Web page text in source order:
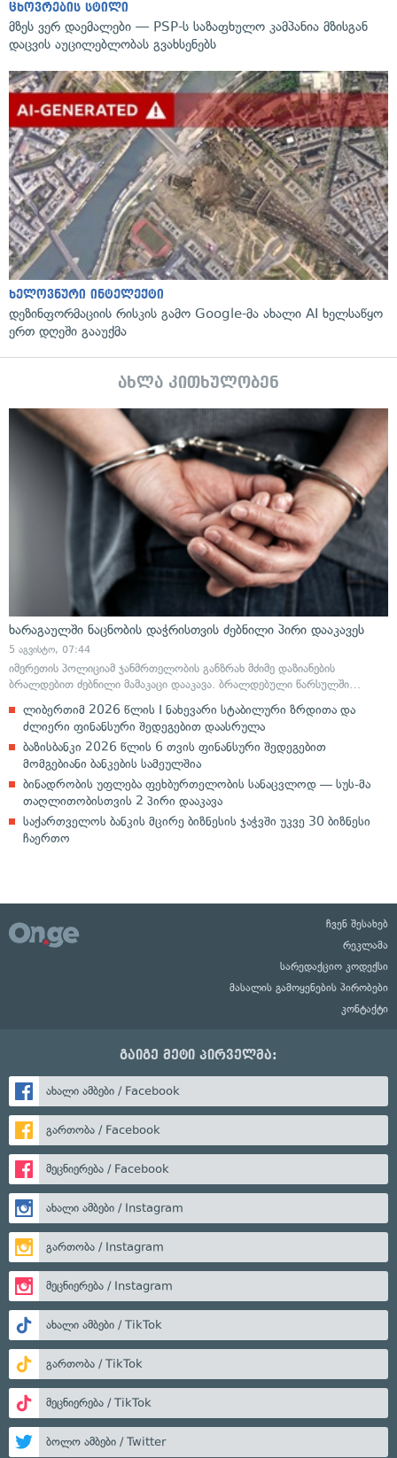
ცხოვრების სტილი
მზეს ვერ დაემალები — PSP-ს საზაფხულო კამპანია მზისგან
დაცვის აუცილებლობას გვახსენებს
ხელოვნური ინტელექტი
დეზინფორმაციის რისკის გამო Google-მა ახალი AI ხელსაწყო
ერთ დღეში გააუქმა
ახლა კითხულობენ
ხარაგაულში ნაცნობის დაჭრისთვის ძებნილი პირი დააკავეს
5 აგვისტო, 07:44
იმერეთის პოლიციამ ჯანმრთელობის განზრახ მძიმე დაზიანების
ბრალდებით ძებნილი მამაკაცი დააკავა. ბრალდებული წარსულში…
ლიბერთიმ 2026 წლის I ნახევარი სტაბილური ზრდითა და
ძლიერი ფინანსური შედეგებით დაასრულა
ბაზისბანკი 2026 წლის 6 თვის ფინანსური შედეგებით
მომგებიანი ბანკების სამეულშია
ბინადრობის უფლება ფეხბურთელობის სანაცვლოდ — სუს-მა
თაღლითობისთვის 2 პირი დააკავა
საქართველოს ბანკის მცირე ბიზნესის ჯაჭვში უკვე 30 ბიზნესი
ჩაერთო
ჩვენ შესახებ
რეკლამა
სარედაქციო კოდექსი
მასალის გამოყენების პირობები
კონტაქტი
გაიგე მეტი პირველმა:
ახალი ამბები / Facebook
გართობა / Facebook
მეცნიერება / Facebook
ახალი ამბები / Instagram
გართობა / Instagram
მეცნიერება / Instagram
ახალი ამბები / TikTok
გართობა / TikTok
მეცნიერება / TikTok
ბოლო ამბები / Twitter